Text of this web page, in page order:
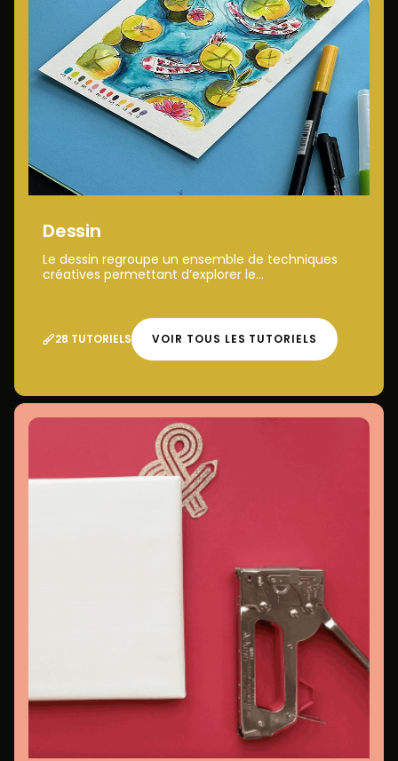
Dessin
Le dessin regroupe un ensemble de techniques
créatives permettant d’explorer le...
28 TUTORIELS VOIR TOUS LES TUTORIELS